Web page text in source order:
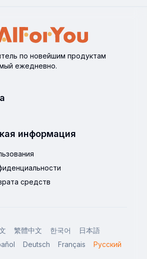
по новейшим продуктам
ежедневно.
информация
средств
繁體中文 한국어
日本語
Deutsch Français
Русский